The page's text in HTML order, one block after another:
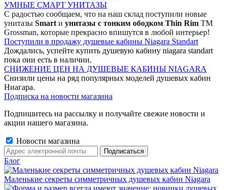
УМНЫЕ СМАРТ УНИТАЗЫ
С радостью сообщаем, что на наш склад поступили новые
унитазы Smart и унитазы с тонким ободком Thin Rim TM
Grossman, которые прекрасно впишутся в любой интерьер!
Поступили в продажу душевые кабины Niagara Standart
Дождались, успейте купить душевую кабину niagara standart
пока они есть в наличии.
СНИЖЕНИЕ ЦЕН НА ДУШЕВЫЕ КАБИНЫ NIAGARA
Снизили цены на ряд популярных моделей душевых кабин
Ниагара.
Подписка на новости магазина
Подпишитесь на рассылку и получайте свежие новости и
акции нашего магазина.
Новости магазина
Блог
Маленькие секреты симметричных душевых кабин Niagara